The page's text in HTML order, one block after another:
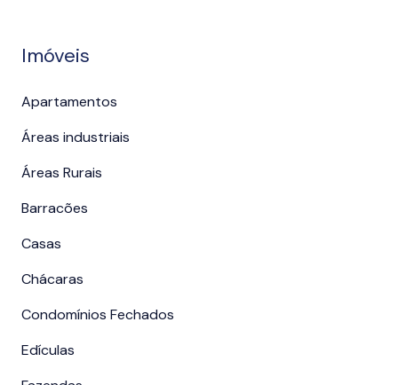
Imóveis
Apartamentos
Áreas industriais
Áreas Rurais
Barracões
Casas
Chácaras
Condomínios Fechados
Edículas